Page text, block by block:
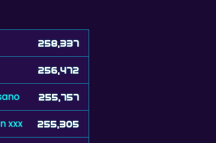
258,337
256,472
255,757
xxx 255,305